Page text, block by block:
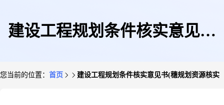
建设工程规划条件核实意见书
您当前的位置： 首页 建设工程规划条件核实意见书(穗规划资源核实